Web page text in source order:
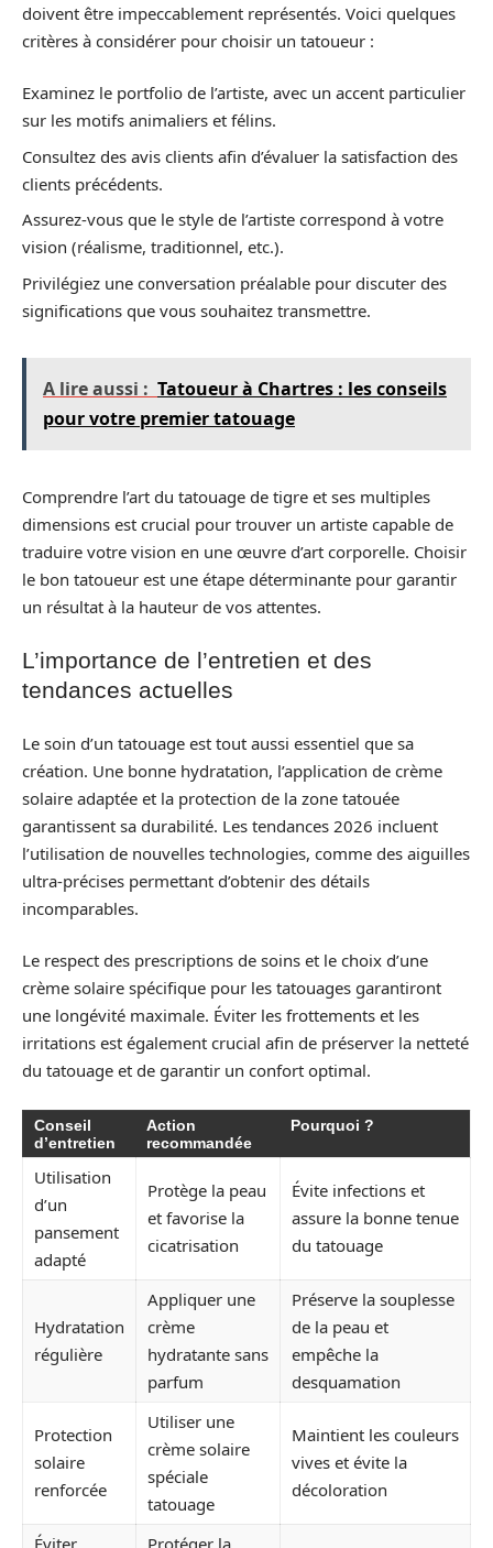
doivent être impeccablement représentés. Voici quelques
critères à considérer pour choisir un tatoueur :
Examinez le portfolio de l’artiste, avec un accent particulier
sur les motifs animaliers et félins.
Consultez des avis clients afin d’évaluer la satisfaction des
clients précédents.
Assurez-vous que le style de l’artiste correspond à votre
vision (réalisme, traditionnel, etc.).
Privilégiez une conversation préalable pour discuter des
significations que vous souhaitez transmettre.
A lire aussi : Tatoueur à Chartres : les conseils
pour votre premier tatouage
Comprendre l’art du tatouage de tigre et ses multiples
dimensions est crucial pour trouver un artiste capable de
traduire votre vision en une œuvre d’art corporelle. Choisir
le bon tatoueur est une étape déterminante pour garantir
un résultat à la hauteur de vos attentes.
L’importance de l’entretien et des
tendances actuelles
Le soin d’un tatouage est tout aussi essentiel que sa
création. Une bonne hydratation, l’application de crème
solaire adaptée et la protection de la zone tatouée
garantissent sa durabilité. Les tendances 2026 incluent
l’utilisation de nouvelles technologies, comme des aiguilles
ultra-précises permettant d’obtenir des détails
incomparables.
Le respect des prescriptions de soins et le choix d’une
crème solaire spécifique pour les tatouages garantiront
une longévité maximale. Éviter les frottements et les
irritations est également crucial afin de préserver la netteté
du tatouage et de garantir un confort optimal.
Conseil
d’entretien
Action
recommandée
Pourquoi ?
Utilisation
d’un
pansement
adapté
Protège la peau
et favorise la
cicatrisation
Évite infections et
assure la bonne tenue
du tatouage
Hydratation
régulière
Appliquer une
crème
hydratante sans
parfum
Préserve la souplesse
de la peau et
empêche la
desquamation
Protection
solaire
renforcée
Utiliser une
crème solaire
spéciale
tatouage
Maintient les couleurs
vives et évite la
décoloration
Éviter Protéger la